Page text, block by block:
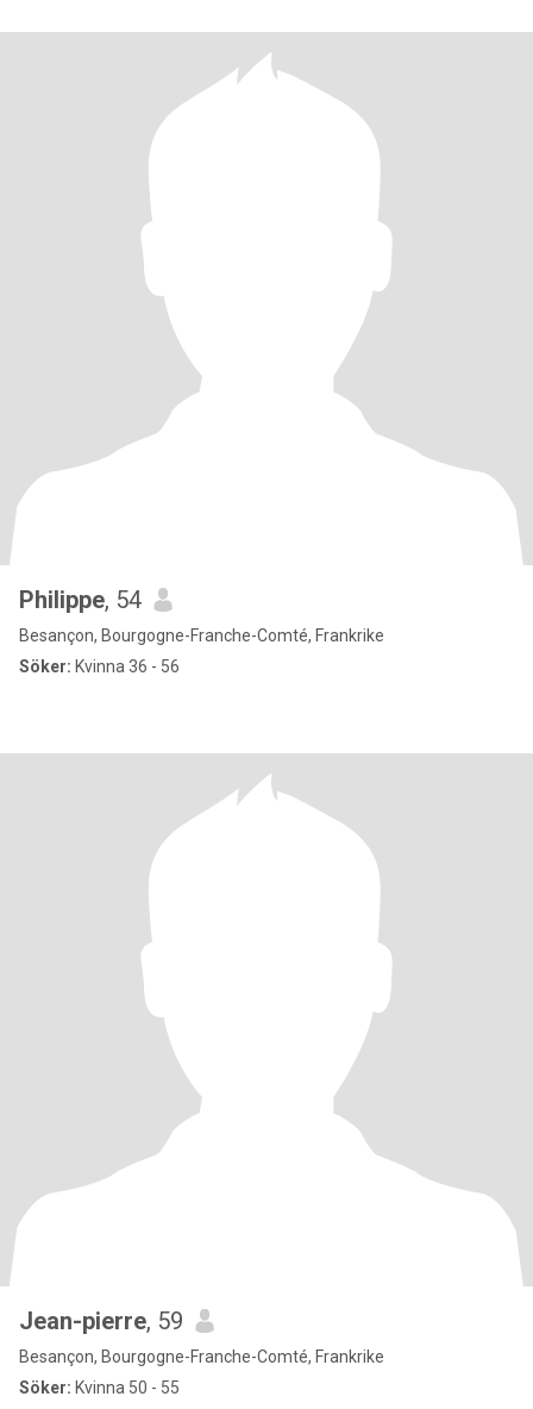
Philippe, 54
Besançon, Bourgogne-Franche-Comté, Frankrike
Söker: Kvinna 36 - 56
Jean-pierre, 59
Besançon, Bourgogne-Franche-Comté, Frankrike
Söker: Kvinna 50 - 55